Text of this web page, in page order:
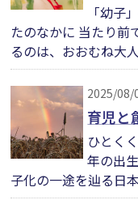
「幼子
たのなかに 当たり前
るのは、おおむね大
2025/08/
育児と
ひとく
年の出
子化の一途を辿る日